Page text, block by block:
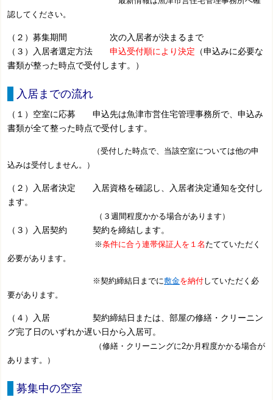
認してください。
（２）募集期間 次の入居者が決まるまで
（３）入居者選定方法申込受付順により決定 （申込みに必要な
書類が整った時点で受付します。）
入居までの流れ
（１）空室に応募 申込先は魚津市営住宅管理事務所で、申込み
書類が全て整った時点で受付します。
（受付した時点で、当該空室については他の申
込みは受付しません。）
（２）入居者決定 入居資格を確認し、入居者決定通知を交付し
ます。
（３週間程度かかる場合があります）
（３）入居契約 契約を締結します。
※条件に合う連帯保証人を１名 たてていただく
必要があります。
※契約締結日までに敷金を納付していただく必
要があります。
（４）入居 契約締結日または、部屋の修繕・クリーニン
グ完了日のいずれか遅い日から入居可。
（修繕・クリーニングに2か月程度かかる場合が
あります。）
募集中の空室